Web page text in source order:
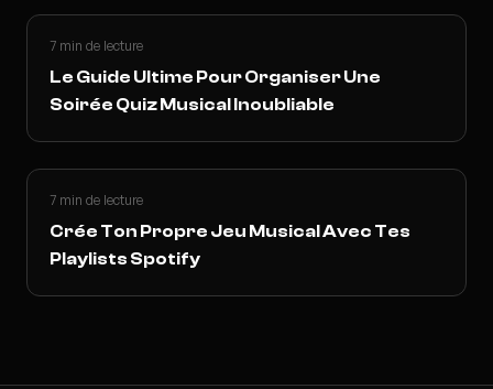
7 min de lecture
Le Guide Ultime Pour Organiser Une
Soirée Quiz Musical Inoubliable
7 min de lecture
Crée Ton Propre Jeu Musical Avec Tes
Playlists Spotify